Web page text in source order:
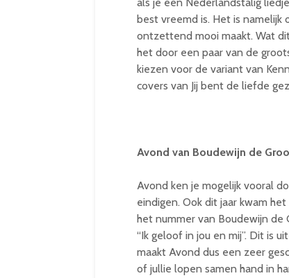
best vreemd is. Het is namelijk
ontzettend mooi maakt. Wat
het door een paar van de
kiezen voor de variant van
covers van Jij bent de liefde
Avond van Boudewijn de
Avond ken je mogelijk vooral
eindigen. Ook dit jaar kwam
het nummer van Boudewijn de
“Ik geloof in jou en mij”. Dit is
maakt Avond dus een zeer
of jullie lopen samen hand in